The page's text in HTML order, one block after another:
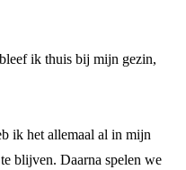
ik thuis bij mijn gezin,
ik het allemaal al in mijn
blijven. Daarna spelen we